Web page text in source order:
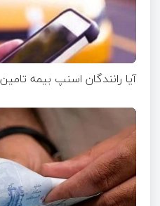
آیا رانندگان اسنپ بیمه